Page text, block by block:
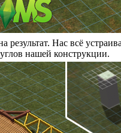
результат. Нас всё
нашей конструкции.